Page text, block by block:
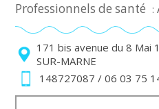
Professionnels de santé :
171 bis avenue du 8 Mai
SUR-MARNE
148727087 / 06 03 75